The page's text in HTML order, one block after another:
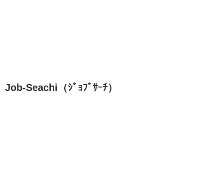
Job-Seachi（ｼﾞｮﾌﾞｻｰﾁ）